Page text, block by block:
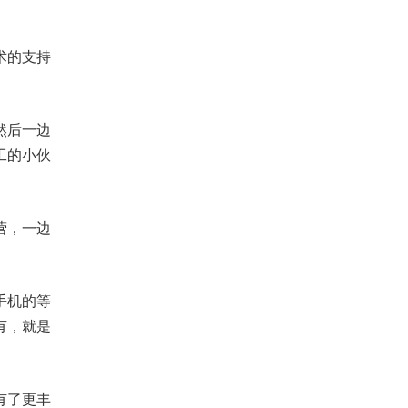
的支持
后一边
的小伙
，一边
机的等
，就是
了更丰